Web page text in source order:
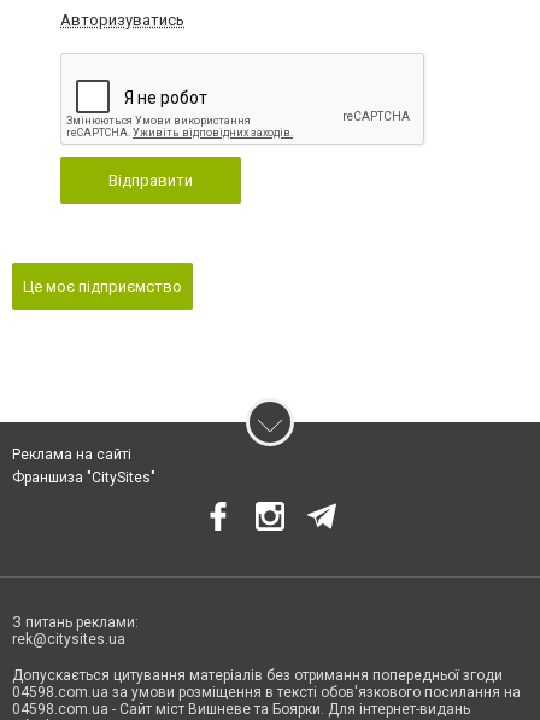
Авторизуватись
Відправити
Це моє підприємство
Реклама на сайті
Франшиза "CitySites"
З питань реклами:
rek@citysites.ua
Допускається цитування матеріалів без отримання попередньої згоди
04598.com.ua за умови розміщення в тексті обов'язкового посилання на
04598.com.ua - Сайт міст Вишневе та Боярки. Для інтернет-видань